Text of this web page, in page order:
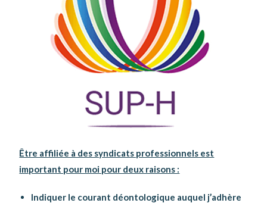
Être affiliée à des syndicats professionnels est
important pour moi pour deux raisons :
Indiquer le courant déontologique auquel j’adhère